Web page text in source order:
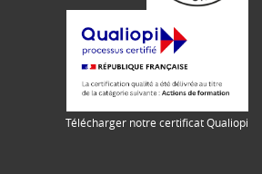
Télécharger notre certificat Qualiopi